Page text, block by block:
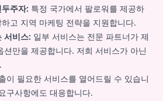
주자: 특정 국가에서 팔로워를 제공하
고 지역 마케팅 전략을 지원합니다.
서비스: 일부 서비스는 전문 파트너가 제
션만을 제공합니다. 저희 서비스가 아닌
이 필요한 서비스를 열어드릴 수 있습니
구사항에도 대응합니다.